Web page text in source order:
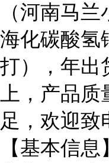
（河南马
海化碳酸氢
打），年出
上，产品
足，欢迎致
【基本信息】